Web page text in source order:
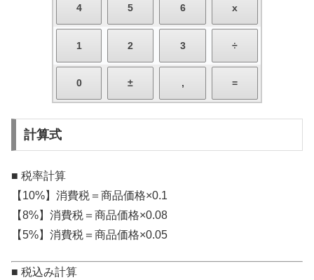
計算式
■ 税率計算
【10%】消費税＝商品価格×0.1
【8%】消費税＝商品価格×0.08
【5%】消費税＝商品価格×0.05
■ 税込み計算